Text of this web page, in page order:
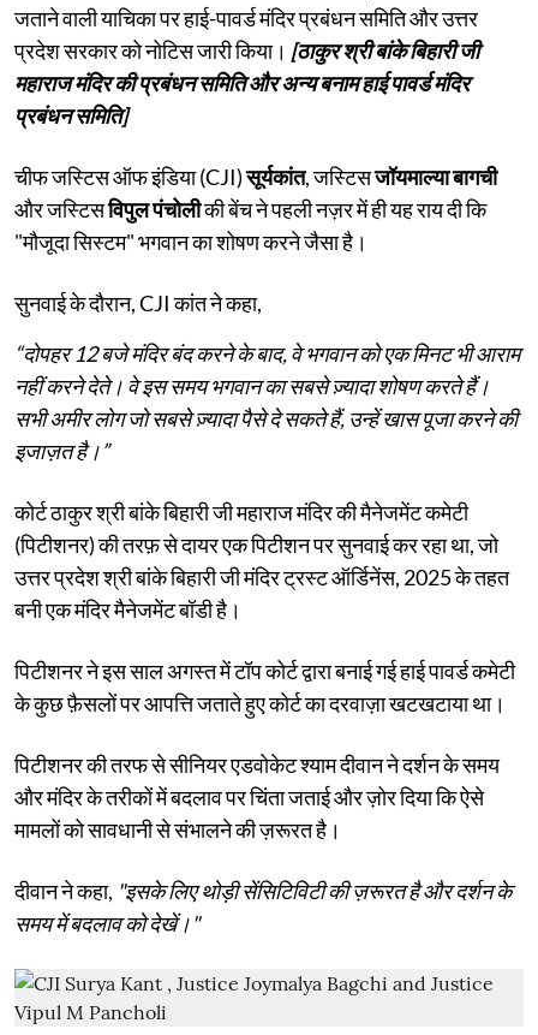
जताने वाली याचिका पर हाई-पावर्ड मंदिर प्रबंधन समिति और उत्तर
प्रदेश सरकार को नोटिस जारी किया। [ठाकुर श्री बांके बिहारी जी
महाराज मंदिर की प्रबंधन समिति और अन्य बनाम हाई पावर्ड मंदिर
प्रबंधन समिति]
चीफ जस्टिस ऑफ इंडिया (CJI)सूर्यकांत, जस्टिसजॉयमाल्या बागची
और जस्टिसविपुल पंचोलीकी बेंच ने पहली नज़र में ही यह राय दी कि
"मौजूदा सिस्टम" भगवान का शोषण करने जैसा है।
सुनवाई के दौरान, CJI कांत ने कहा,
“दोपहर 12 बजे मंदिर बंद करने के बाद, वे भगवान को एक मिनट भी आराम
नहीं करने देते। वे इस समय भगवान का सबसे ज़्यादा शोषण करते हैं।
सभी अमीर लोग जो सबसे ज़्यादा पैसे दे सकते हैं, उन्हें खास पूजा करने की
इजाज़त है।”
कोर्ट ठाकुर श्री बांके बिहारी जी महाराज मंदिर की मैनेजमेंट कमेटी
(पिटीशनर) की तरफ़ से दायर एक पिटीशन पर सुनवाई कर रहा था, जो
उत्तर प्रदेश श्री बांके बिहारी जी मंदिर ट्रस्ट ऑर्डिनेंस, 2025 के तहत
बनी एक मंदिर मैनेजमेंट बॉडी है।
पिटीशनर ने इस साल अगस्त में टॉप कोर्ट द्वारा बनाई गई हाई पावर्ड कमेटी
के कुछ फ़ैसलों पर आपत्ति जताते हुए कोर्ट का दरवाज़ा खटखटाया था।
पिटीशनर की तरफ से सीनियर एडवोकेट श्याम दीवान ने दर्शन के समय
और मंदिर के तरीकों में बदलाव पर चिंता जताई और ज़ोर दिया कि ऐसे
मामलों को सावधानी से संभालने की ज़रूरत है।
दीवान ने कहा, "इसके लिए थोड़ी सेंसिटिविटी की ज़रूरत है और दर्शन के
समय में बदलाव को देखें।"